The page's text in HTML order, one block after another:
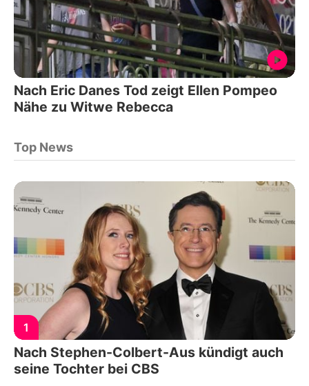
Nach Eric Danes Tod zeigt Ellen Pompeo
Nähe zu Witwe Rebecca
Top News
1
Nach Stephen-Colbert-Aus kündigt auch
seine Tochter bei CBS